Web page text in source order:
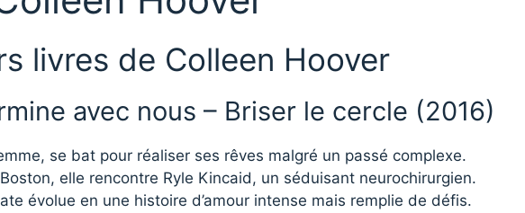
livres de Colleen Hoover
avec nous – Briser le cercle (2016)
se bat pour réaliser ses rêves malgré un passé complexe.
elle rencontre Ryle Kincaid, un séduisant neurochirurgien.
évolue en une histoire d’amour intense mais remplie de défis.